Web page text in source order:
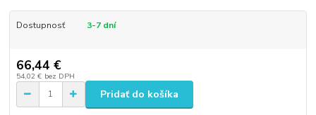
Dostupnosť 3-7 dní
66,44 €
54,02 € bez DPH
Pridať do košíka